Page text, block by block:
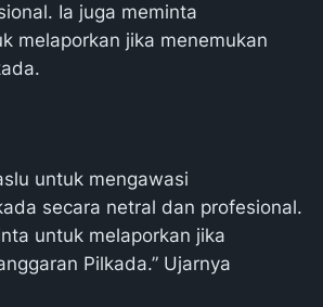
Ia juga meminta
melaporkan jika menemukan
untuk mengawasi
secara netral dan profesional.
untuk melaporkan jika
Pilkada.” Ujarnya